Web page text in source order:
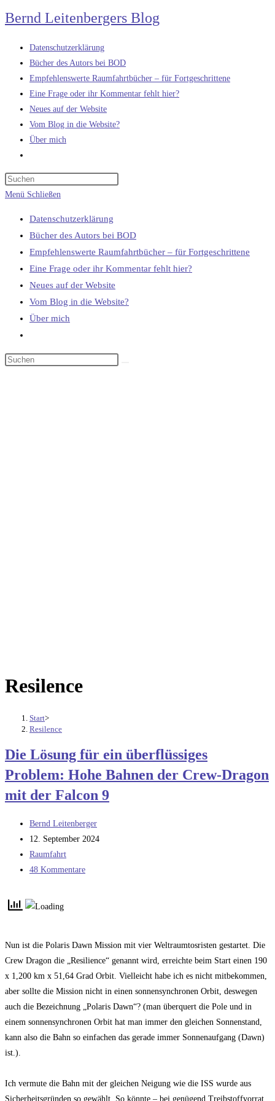
Zum
Inhalt
springen
Bernd Leitenbergers Blog
Datenschutzerklärung
Bücher des Autors bei BOD
Empfehlenswerte Raumfahrtbücher – für Fortgeschrittene
Eine Frage oder ihr Kommentar fehlt hier?
Neues auf der Website
Vom Blog in die Website?
Über mich
umschalten
Menü Schließen
Datenschutzerklärung
Bücher des Autors bei BOD
Empfehlenswerte Raumfahrtbücher – für Fortgeschrittene
Eine Frage oder ihr Kommentar fehlt hier?
Neues auf der Website
Vom Blog in die Website?
Über mich
umschalten
Resilence
Start>
Resilence
Die Lösung für ein überflüssiges
Problem: Hohe Bahnen der Crew-Dragon
mit der Falcon 9
Beitrags-
Autor:
Bernd Leitenberger
Beitrag
veröffentlicht:
12. September 2024
Beitrags-
Kategorie:
Raumfahrt
Beitrags-
48 Kommentare
Nun ist die Polaris Dawn Mission mit vier Weltraumtosristen gestartet. Die
Crew Dragon die „Resilience“ genannt wird, erreichte beim Start einen 190
x 1,200 km x 51,64 Grad Orbit. Vielleicht habe ich es nicht mitbekommen,
aber sollte die Mission nicht in einen sonnensynchronen Orbit, deswegen
auch die Bezeichnung „Polaris Dawn“? (man überquert die Pole und in
einem sonnensynchronen Orbit hat man immer den gleichen Sonnenstand,
kann also die Bahn so einfachen das gerade immer Sonnenaufgang (Dawn)
ist.).
Ich vermute die Bahn mit der gleichen Neigung wie die ISS wurde aus
Sicherheitsgründen so gewählt. So könnte – bei genügend Treibstoffvorrat